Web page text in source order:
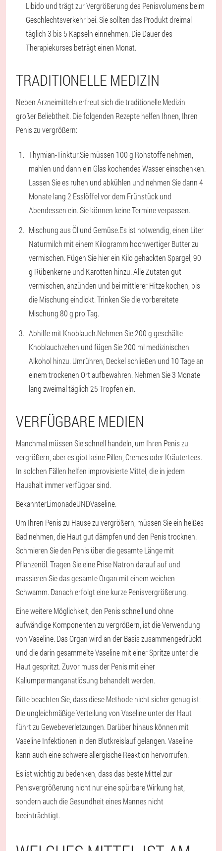
Libido und trägt zur Vergrößerung des Penisvolumens beim
Geschlechtsverkehr bei. Sie sollten das Produkt dreimal
täglich 3 bis 5 Kapseln einnehmen. Die Dauer des
Therapiekurses beträgt einen Monat.
TRADITIONELLE MEDIZIN
Neben Arzneimitteln erfreut sich die traditionelle Medizin
großer Beliebtheit. Die folgenden Rezepte helfen Ihnen, Ihren
Penis zu vergrößern:
Thymian-Tinktur.Sie müssen 100 g Rohstoffe nehmen,
mahlen und dann ein Glas kochendes Wasser einschenken.
Lassen Sie es ruhen und abkühlen und nehmen Sie dann 4
Monate lang 2 Esslöffel vor dem Frühstück und
Abendessen ein. Sie können keine Termine verpassen.
Mischung aus Öl und Gemüse.Es ist notwendig, einen Liter
Naturmilch mit einem Kilogramm hochwertiger Butter zu
vermischen. Fügen Sie hier ein Kilo gehackten Spargel, 90
g Rübenkerne und Karotten hinzu. Alle Zutaten gut
vermischen, anzünden und bei mittlerer Hitze kochen, bis
die Mischung eindickt. Trinken Sie die vorbereitete
Mischung 80 g pro Tag.
Abhilfe mit Knoblauch.Nehmen Sie 200 g geschälte
Knoblauchzehen und fügen Sie 200 ml medizinischen
Alkohol hinzu. Umrühren, Deckel schließen und 10 Tage an
einem trockenen Ort aufbewahren. Nehmen Sie 3 Monate
lang zweimal täglich 25 Tropfen ein.
VERFÜGBARE MEDIEN
Manchmal müssen Sie schnell handeln, um Ihren Penis zu
vergrößern, aber es gibt keine Pillen, Cremes oder Kräutertees.
In solchen Fällen helfen improvisierte Mittel, die in jedem
Haushalt immer verfügbar sind.
BekannterLimonadeUNDVaseline.
Um Ihren Penis zu Hause zu vergrößern, müssen Sie ein heißes
Bad nehmen, die Haut gut dämpfen und den Penis trocknen.
Schmieren Sie den Penis über die gesamte Länge mit
Pflanzenöl. Tragen Sie eine Prise Natron darauf auf und
massieren Sie das gesamte Organ mit einem weichen
Schwamm. Danach erfolgt eine kurze Penisvergrößerung.
Eine weitere Möglichkeit, den Penis schnell und ohne
aufwändige Komponenten zu vergrößern, ist die Verwendung
von Vaseline. Das Organ wird an der Basis zusammengedrückt
und die darin gesammelte Vaseline mit einer Spritze unter die
Haut gespritzt. Zuvor muss der Penis mit einer
Kaliumpermanganatlösung behandelt werden.
Bitte beachten Sie, dass diese Methode nicht sicher genug ist:
Die ungleichmäßige Verteilung von Vaseline unter der Haut
führt zu Gewebeverletzungen. Darüber hinaus können mit
Vaseline Infektionen in den Blutkreislauf gelangen. Vaseline
kann auch eine schwere allergische Reaktion hervorrufen.
Es ist wichtig zu bedenken, dass das beste Mittel zur
Penisvergrößerung nicht nur eine spürbare Wirkung hat,
sondern auch die Gesundheit eines Mannes nicht
beeinträchtigt.